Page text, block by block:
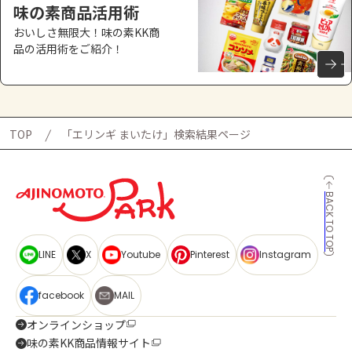
味の素商品活用術
おいしさ無限大！味の素KK商
品の活用術をご紹介！
TOP 「エリンギ まいたけ」検索結果ページ
BACK TO TOP
LINE X Youtube Pinterest Instagram
facebook MAIL
オンラインショップ
味の素KK商品情報サイト